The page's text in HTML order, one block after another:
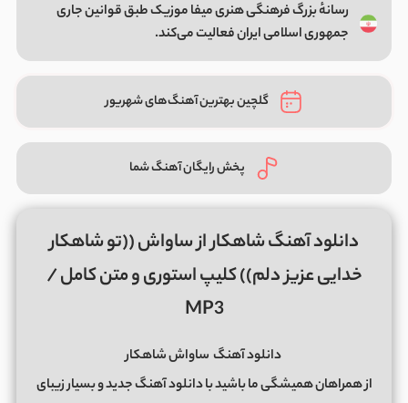
رسانهٔ بزرگ فرهنگی هنری میفا موزیک طبق قوانین جاری
جمهوری اسلامی ایران فعالیت می‌کند.
گلچین بهترین آهنگ‌های شهریور
پخش رایگان آهنگ شما
دانلود آهنگ شاهکار از ساواش ((تو شاهکار
خدایی عزیز دلم)) کلیپ استوری و متن کامل /
MP3
دانلود آهنگ ساواش شاهکار
از همراهان همیشگی ما باشید با دانلود آهنگ جدید و بسیار زیبای